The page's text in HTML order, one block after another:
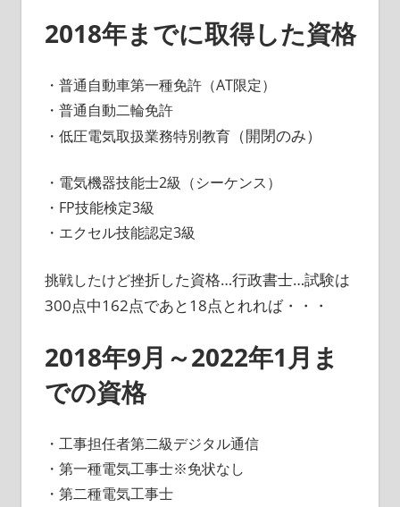
2018年までに取得した資格
・普通自動車第一種免許（AT限定）
・普通自動二輪免許
・低圧電気取扱業務特別教育（開閉のみ）
・電気機器技能士2級（シーケンス）
・FP技能検定3級
・エクセル技能認定3級
挑戦したけど挫折した資格…行政書士…試験は
300点中162点であと18点とれれば・・・
2018年9月～2022年1月ま
での資格
・工事担任者第二級デジタル通信
・第一種電気工事士※免状なし
・第二種電気工事士